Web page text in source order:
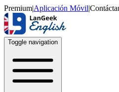
Premium|Aplicación Móvil|
Toggle navigation